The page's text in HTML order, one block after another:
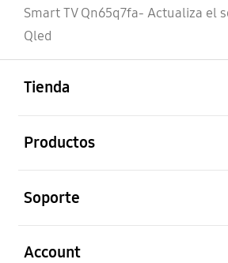
Smart TV Qn65q7fa- Actualiza el
Qled
Tienda
Productos
Soporte
Account